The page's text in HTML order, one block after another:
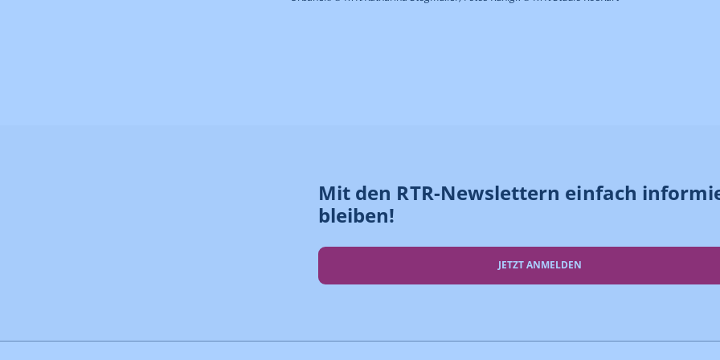
Mit den RTR-Newslettern einfach
bleiben!
JETZT ANMELDEN